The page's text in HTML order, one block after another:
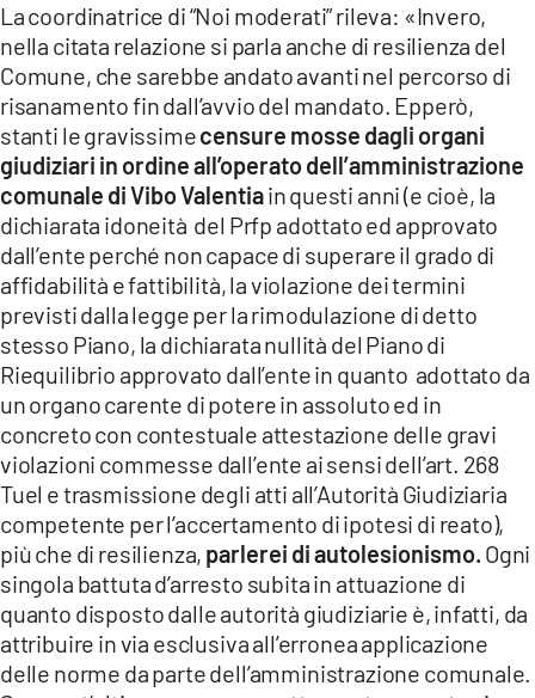
La coordinatrice di “Noi moderati” rileva: «Invero,
nella citata relazione si parla anche di resilienza del
Comune, che sarebbe andato avanti nel percorso di
risanamento fin dall’avvio del mandato. Epperò,
stanti le gravissimecensure mosse dagli organi
giudiziari in ordine all’operato dell’amministrazione
comunale di ViboValentiain questi anni (e cioè, la
dichiarata idoneità del Prfp adottato ed approvato
dall’ente perché non capace di superare il grado di
affidabilità e fattibilità, la violazione dei termini
previsti dalla legge per la rimodulazione di detto
stesso Piano, la dichiarata nullità del Piano di
Riequilibrio approvato dall’ente in quanto adottato da
un organo carente di potere in assoluto ed in
concreto con contestuale attestazione delle gravi
violazioni commesse dall’ente ai sensi dell’art. 268
Tuel e trasmissione degli atti all’Autorità Giudiziaria
competente per l’accertamento di ipotesi di reato),
più che di resilienza, parlerei di autolesionismo. Ogni
singola battuta d’arresto subita in attuazione di
quanto disposto dalle autorità giudiziarie è, infatti, da
attribuire in via esclusiva all’erronea applicazione
delle norme da parte dell’amministrazione comunale.